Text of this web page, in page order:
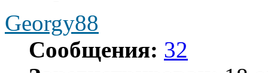
Georgy88
Сообщения: 32